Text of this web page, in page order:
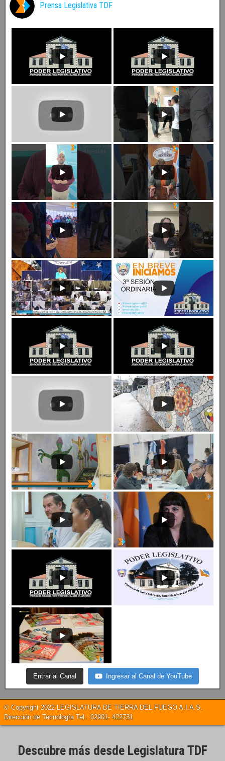
Prensa Legislativa TDF
Entrar al Canal Ingresar al Canal de YouTube
© Copyright 2022 LEGISLATURA DE TIERRA DEL FUEGO A.I.A.S.
Dirección de Tecnología Tel.: 02901- 422731
Descubre más desde Legislatura TDF